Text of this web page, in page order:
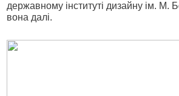
державному інституті дизайну ім. М.
вона далі.